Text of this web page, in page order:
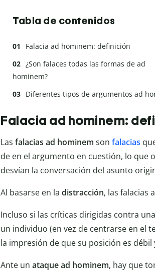
Tabla de contenidos
Falacia ad hominem: definición
¿Son falaces todas las formas de ad
hominem?
Diferentes tipos de argumentos ad
Falacia ad hominem:
Las falacias ad hominem son falacias
de en el argumento en cuestión, lo que
desvían la conversación del asunto
Al basarse en la distracción, las falacias
Incluso si las críticas dirigidas contra
un individuo (en vez de centrarse en el
la impresión de que su posición es
Ante un ataque ad hominem, hay que